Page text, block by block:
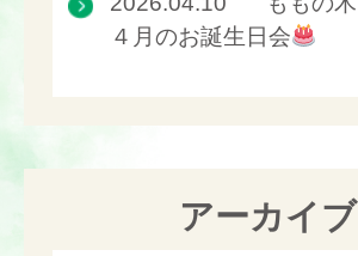
４月のお誕生日会
アーカイブ